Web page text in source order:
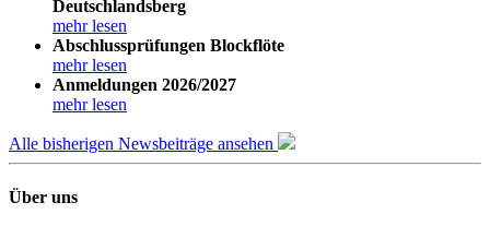
Deutschlandsberg
mehr lesen
Abschlussprüfungen Blockflöte
mehr lesen
Anmeldungen 2026/2027
mehr lesen
Alle bisherigen Newsbeiträge ansehen
Über uns